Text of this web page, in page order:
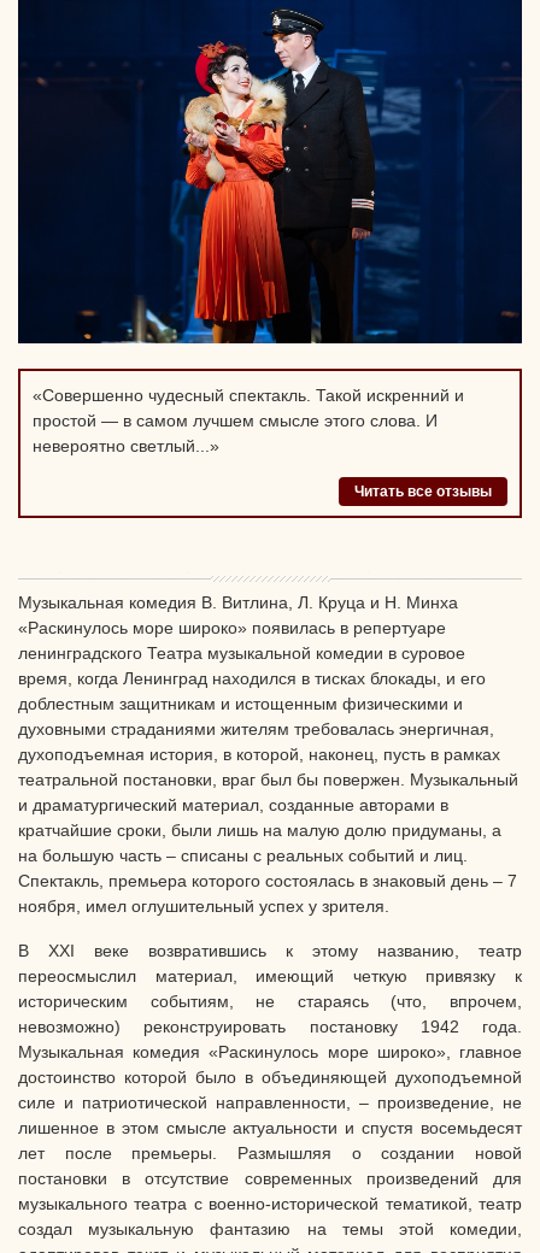
«Совершенно чудесный спектакль. Такой искренний и
простой — в самом лучшем смысле этого слова. И
невероятно светлый...»
Читать все отзывы
Музыкальная комедия В. Витлина, Л. Круца и Н. Минха
«Раскинулось море широко» появилась в репертуаре
ленинградского Театра музыкальной комедии в суровое
время, когда Ленинград находился в тисках блокады, и его
доблестным защитникам и истощенным физическими и
духовными страданиями жителям требовалась энергичная,
духоподъемная история, в которой, наконец, пусть в рамках
театральной постановки, враг был бы повержен. Музыкальный
и драматургический материал, созданные авторами в
кратчайшие сроки, были лишь на малую долю придуманы, а
на большую часть – списаны с реальных событий и лиц.
Спектакль, премьера которого состоялась в знаковый день – 7
ноября, имел оглушительный успех у зрителя.
В XXI веке возвратившись к этому названию, театр
переосмыслил материал, имеющий четкую привязку к
историческим событиям, не стараясь (что, впрочем,
невозможно) реконструировать постановку 1942 года.
Музыкальная комедия «Раскинулось море широко», главное
достоинство которой было в объединяющей духоподъемной
силе и патриотической направленности, – произведение, не
лишенное в этом смысле актуальности и спустя восемьдесят
лет после премьеры. Размышляя о создании новой
постановки в отсутствие современных произведений для
музыкального театра с военно-исторической тематикой, театр
создал музыкальную фантазию на темы этой комедии,